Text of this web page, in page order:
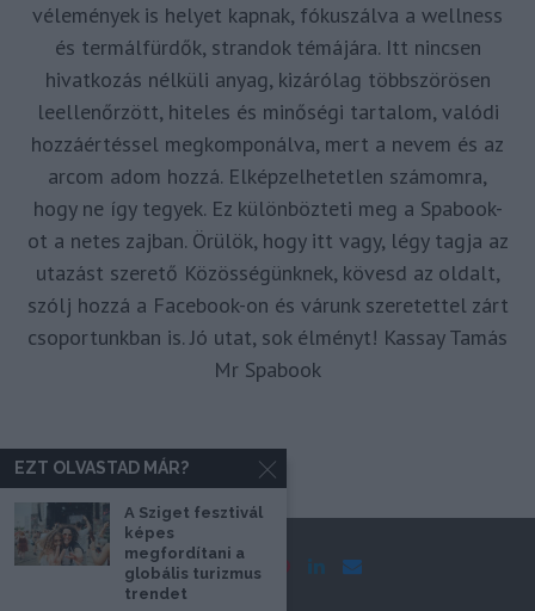
vélemények is helyet kapnak, fókuszálva a wellness
és termálfürdők, strandok témájára. Itt nincsen
hivatkozás nélküli anyag, kizárólag többszörösen
leellenőrzött, hiteles és minőségi tartalom, valódi
hozzáértéssel megkomponálva, mert a nevem és az
arcom adom hozzá. Elképzelhetetlen számomra,
hogy ne így tegyek. Ez különbözteti meg a Spabook-
ot a netes zajban. Örülök, hogy itt vagy, légy tagja az
utazást szerető Közösségünknek, kövesd az oldalt,
szólj hozzá a Facebook-on és várunk szeretettel zárt
csoportunkban is. Jó utat, sok élményt! Kassay Tamás
Mr Spabook
EZT OLVASTAD MÁR?
A Sziget fesztivál
képes
megfordítani a
globális turizmus
trendet